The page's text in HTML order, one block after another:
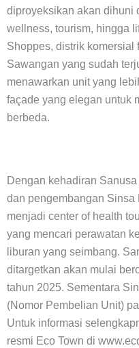
diproyeksikan akan dihuni
wellness, tourism, hingga
Shoppes, distrik komersial
Sawangan yang sudah
menawarkan unit yang
façade yang elegan untuk
berbeda.
Dengan kehadiran
dan pengembangan Sinsa
menjadi center of health
yang mencari perawatan
liburan yang seimbang.
ditargetkan akan mulai
tahun 2025. Sementara
(Nomor Pembelian Unit)
Untuk informasi
resmi Eco Town di